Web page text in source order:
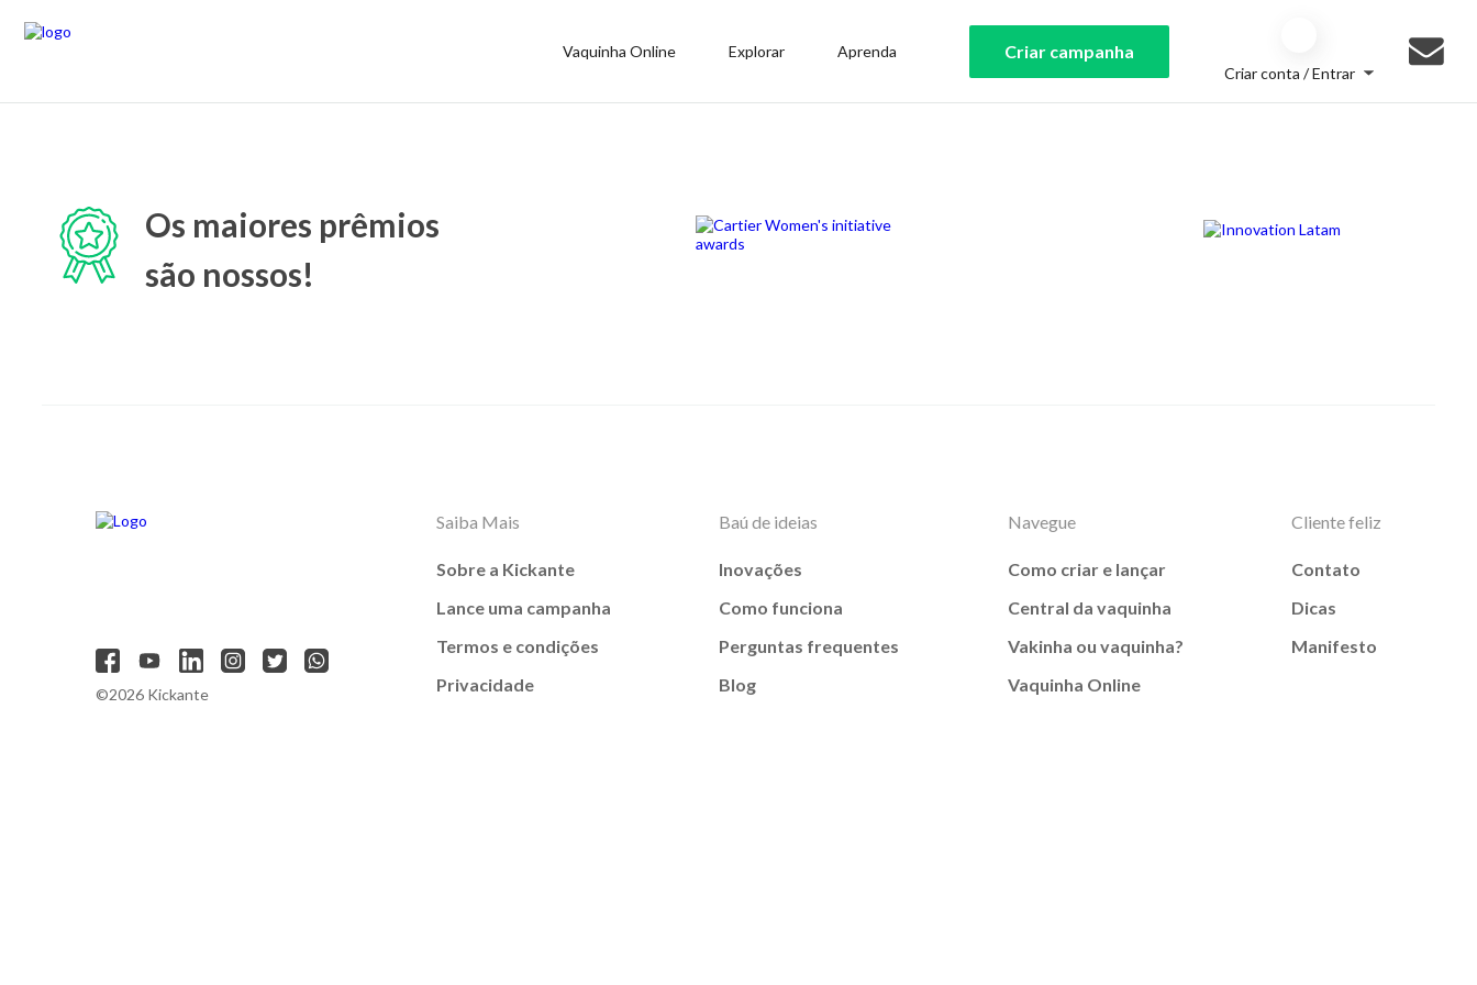
Vaquinha Online Explorar Aprenda Criar campanha
Criar conta / Entrar
Os maiores prêmios
são nossos!
©2026 Kickante
Saiba Mais
Sobre a Kickante
Lance uma campanha
Termos e condições
Privacidade
Baú de ideias
Inovações
Como funciona
Perguntas frequentes
Blog
Navegue
Como criar e lançar
Central da vaquinha
Vakinha ou vaquinha?
Vaquinha Online
Cliente feliz
Contato
Dicas
Manifesto